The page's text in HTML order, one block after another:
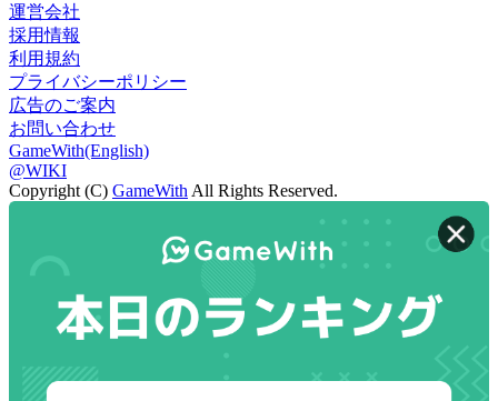
運営会社
採用情報
利用規約
プライバシーポリシー
広告のご案内
お問い合わせ
GameWith(English)
@WIKI
Copyright (C) GameWith All Rights Reserved.